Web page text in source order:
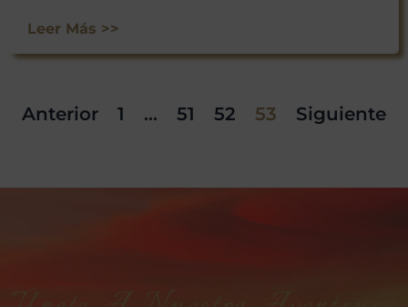
Leer Más >>
Anterior 1 … 51 52 53 Siguiente